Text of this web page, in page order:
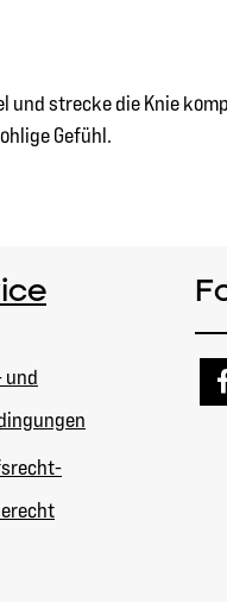
und strecke die Knie
Gefühl.
und